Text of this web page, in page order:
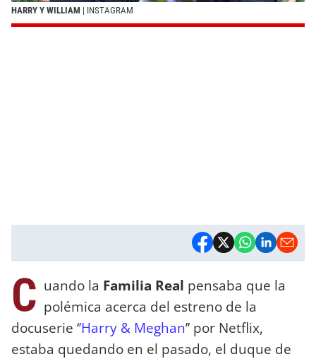
HARRY Y WILLIAM | INSTAGRAM
C uando la Familia Real pensaba que la
polémica acerca del estreno de la
docuserie ‘’Harry & Meghan’’ por Netflix,
estaba quedando en el pasado, el duque de